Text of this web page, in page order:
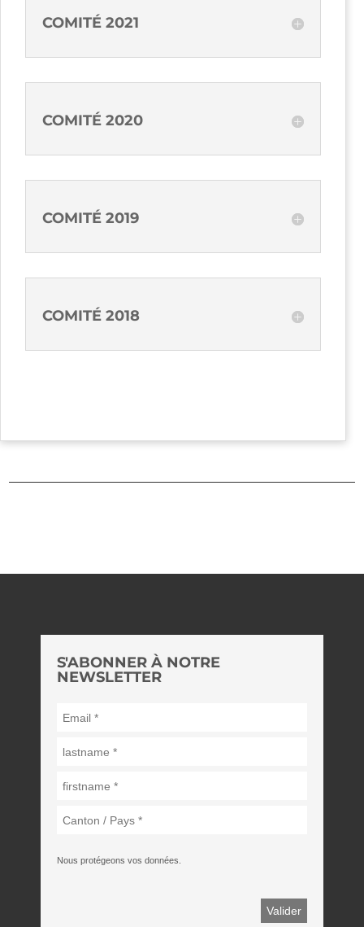
COMITÉ 2021
COMITÉ 2020
COMITÉ 2019
COMITÉ 2018
S'ABONNER À NOTRE
NEWSLETTER
Nous protégeons vos données.